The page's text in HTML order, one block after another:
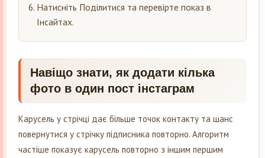
Натисніть Поділитися та перевірте показ в
Інсайтах.
Навіщо знати, як додати кілька
фото в один пост інстаграм
Карусель у стрічці дає більше точок контакту та шанс
повернутися у стрічку підписника повторно. Алгоритм
частіше показує карусель повторно з іншим першим